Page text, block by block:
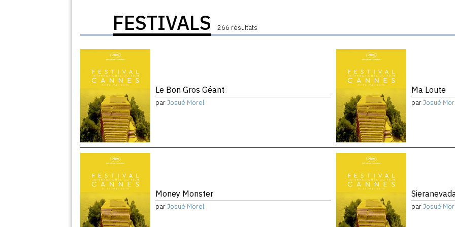
FESTIVALS 266 résultats
Le Bon Gros Géant
parJosué Morel
Ma Loute
parJosué
Money Monster
parJosué Morel parJosué